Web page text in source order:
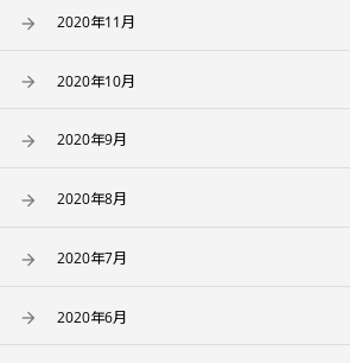
2020年11月
2020年10月
2020年9月
2020年8月
2020年7月
2020年6月